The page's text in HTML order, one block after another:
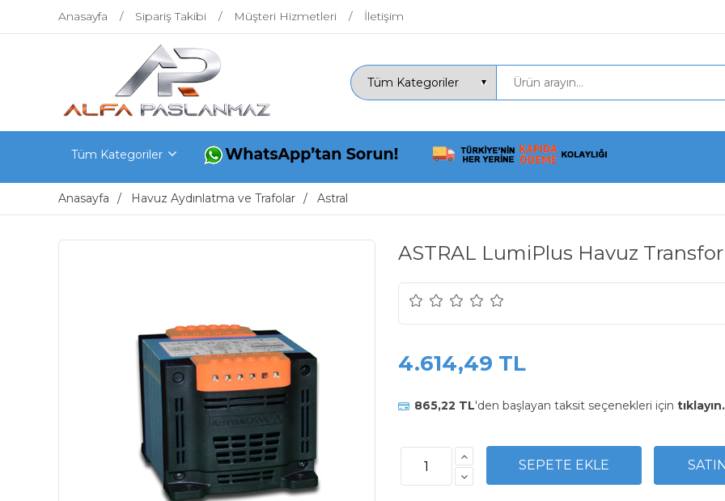
Anasayfa Sipariş Takibi Müşteri Hizmetleri İletişim
Tüm Kategoriler
Anasayfa Havuz Aydınlatma ve Trafolar Astral
ASTRAL LumiPlus Havuz
4.614,49 TL
865,22 TL'den başlayan taksit seçenekleri için tıklayın.